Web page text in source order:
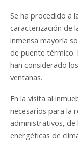
Se ha procedido a
caracterización de
inmensa mayoría
de puente térmico.
han considerado
ventanas.
En la visita al
necesarios para la
administrativos, de
energéticas de